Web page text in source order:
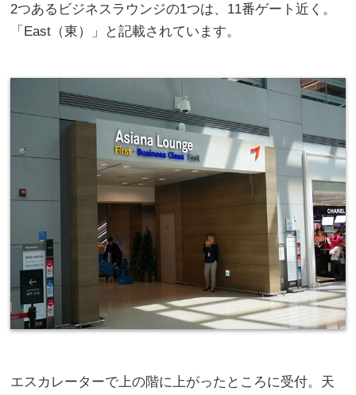
2つあるビジネスラウンジの1つは、11番ゲート近く。
「East（東）」と記載されています。
エスカレーターで上の階に上がったところに受付。天